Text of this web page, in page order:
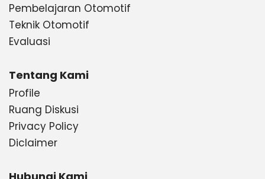
Pembelajaran Otomotif
Teknik Otomotif
Evaluasi
Tentang Kami
Profile
Ruang Diskusi
Privacy Policy
Diclaimer